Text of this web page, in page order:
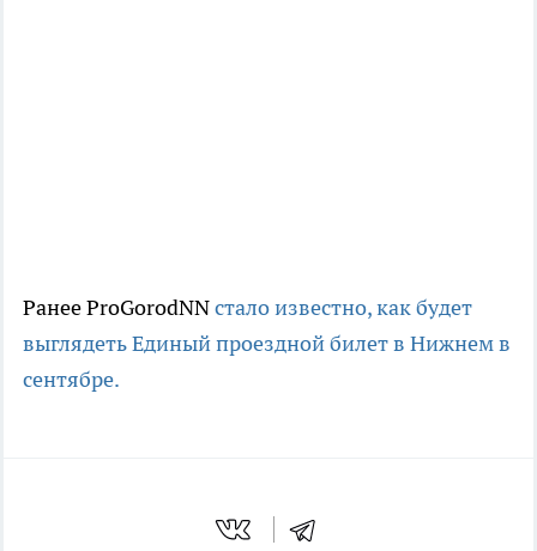
Ранее ProGorodNNстало известно, как будет
выглядеть Единый проездной билет в Нижнем в
сентябре.